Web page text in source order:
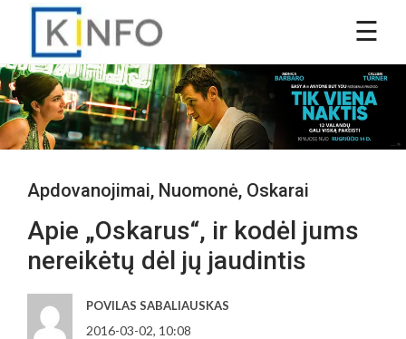
Apdovanojimai, Nuomonė, Oskarai
Apie „Oskarus“, ir kodėl jums
nereikėtų dėl jų jaudintis
POVILAS SABALIAUSKAS
2016-03-02, 10:08